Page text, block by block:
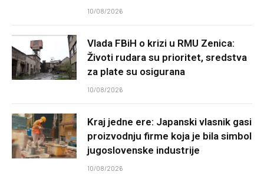
10/08/2026
Vlada FBiH o krizi u RMU Zenica:
Životi rudara su prioritet, sredstva
za plate su osigurana
10/08/2026
Kraj jedne ere: Japanski vlasnik gasi
proizvodnju firme koja je bila simbol
jugoslovenske industrije
10/08/2026